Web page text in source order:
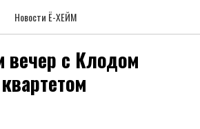
Новости Ë-ХЕЙМ
вечер с Клодом